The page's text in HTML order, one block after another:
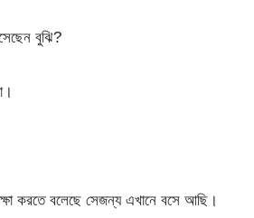
বুঝি?
করতে বলেছে সেজন্য এখানে বসে আছি।